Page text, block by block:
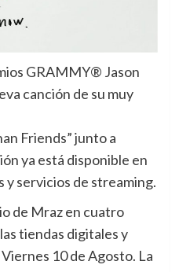
GRAMMY® Jason
canción de su muy
Friends” junto a
ya está disponible en
y servicios de streaming.
de Mraz en cuatro
tiendas digitales y
10 de Agosto. La